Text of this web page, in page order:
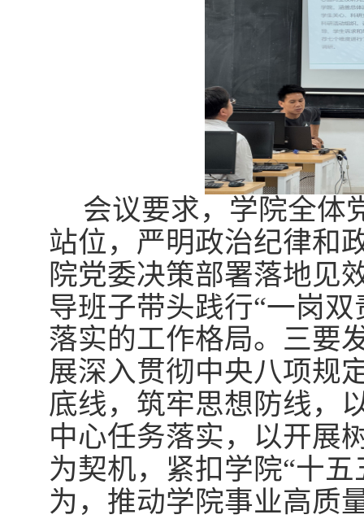
会议要求，学院全体
站位，严明政治纪律和
院党委决策部署落地见
导班子带头践行“一岗
落实的工作格局。 三要
展深入贯彻中央八项规
底线，筑牢思想防线，
中心任务落实，以开展
为契机，紧扣学院“十
为，推动学院事业高质